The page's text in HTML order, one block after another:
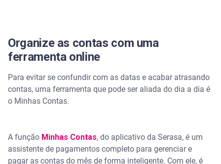
Organize as contas com uma
ferramenta online
Para evitar se confundir com as datas e acabar atrasando
contas, uma ferramenta que pode ser aliada do dia a dia é
o Minhas Contas.
A função Minhas Contas, do aplicativo da Serasa, é um
assistente de pagamentos completo para gerenciar e
pagar as contas do mês de forma inteligente. Com ele, é